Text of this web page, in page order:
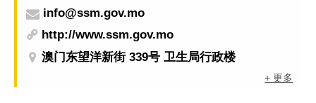
info@ssm.gov.mo
http://www.ssm.gov.mo
澳门东望洋新街 339号 卫生局行政楼
+ 更多